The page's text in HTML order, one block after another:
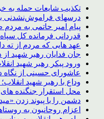
تکذیب شایعات حمله به
درسهای فراموش‌نشدنی
پیام امیر حاتمی به مردم
قدردانی فرمانده کل
عهد هایی که مردم از ته
جان فدایان رهبر شهید از
ورود پیکر رهبر شهید
عاشورای حسینی از نگاه
وداع با رهبر شهید انقلاب؛ 13 تیر در تهران/ تشییع در قم و تدفین در مشهد
محل استقرار جنگنده های F35، F15، F16 آمریکایی منهدم شد
دشمن را با پیوند زدن
اعزام روحانیون به